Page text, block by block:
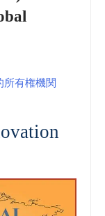
所有権機関